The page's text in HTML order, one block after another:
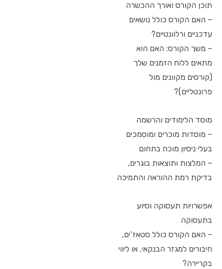
תוכן הקורס ואורך ההכשרה
– האם הקורס כולל נושאים
עדכניים ורלוונטיים?
– משך הקורס: האם הוא
מתאים ללוח הזמנים שלך
(קורסים מקוונים מול
פרונטליים)?
מוסד הלימודים והרשמה
– מוסדות מוכרים ומוסמכים
בעלי ניסיון מוכח בתחום
– המלצות ותוצאות בוגרים,
בדיקת רמת ההוראה והתמיכה
אפשרויות תעסוקה וסיוע
בתעסוקה
– האם הקורס כולל סטאז’ים,
חיבורים למגזר הבנקאי, או ליווי
בקריירה?